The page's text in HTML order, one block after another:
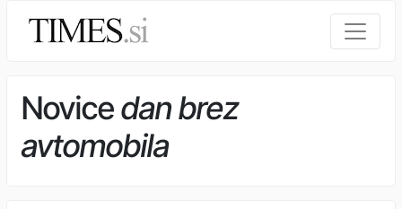
Novicedan brez
avtomobila